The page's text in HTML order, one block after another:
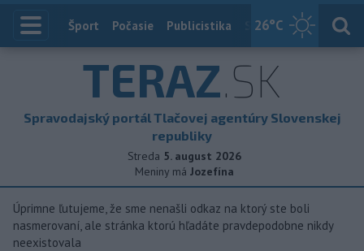
26°C
Index
Šport Počasie Publicistika Slovensko
TERAZ.SK
Spravodajský portál Tlačovej agentúry Slovenskej
republiky
Streda 5. august 2026
Meniny má Jozefína
Úprimne ľutujeme, že sme nenašli odkaz na ktorý ste boli
nasmerovaní, ale stránka ktorú hľadáte pravdepodobne nikdy
neexistovala